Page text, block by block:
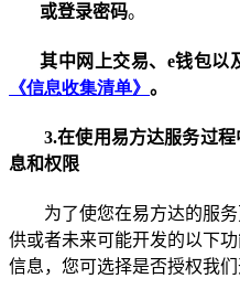
或登录密码。
其中网上交易、 e钱包以
《信息收集清单》 。
3.在使用易方达服务过
息和权限
为了使您在易方达的服
供或者未来可能开发的以下
信息，您可选择是否授权我们